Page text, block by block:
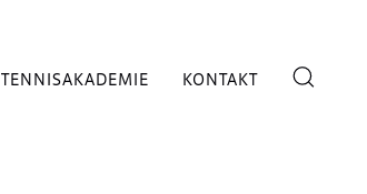
TENNISAKADEMIE KONTAKT